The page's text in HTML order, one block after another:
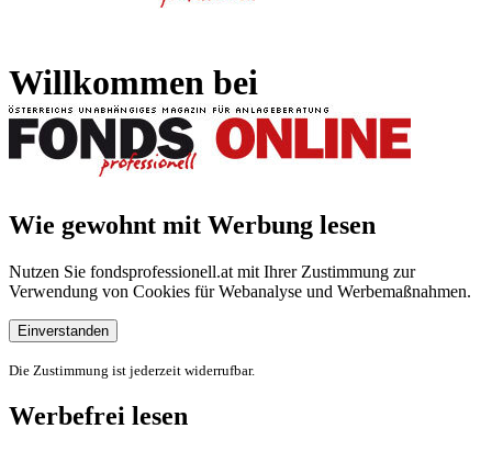
Willkommen bei
Wie gewohnt mit Werbung lesen
Nutzen Sie fondsprofessionell.at mit Ihrer Zustimmung zur
Verwendung von Cookies für Webanalyse und Werbemaßnahmen.
Einverstanden
Die Zustimmung ist jederzeit widerrufbar.
Werbefrei lesen